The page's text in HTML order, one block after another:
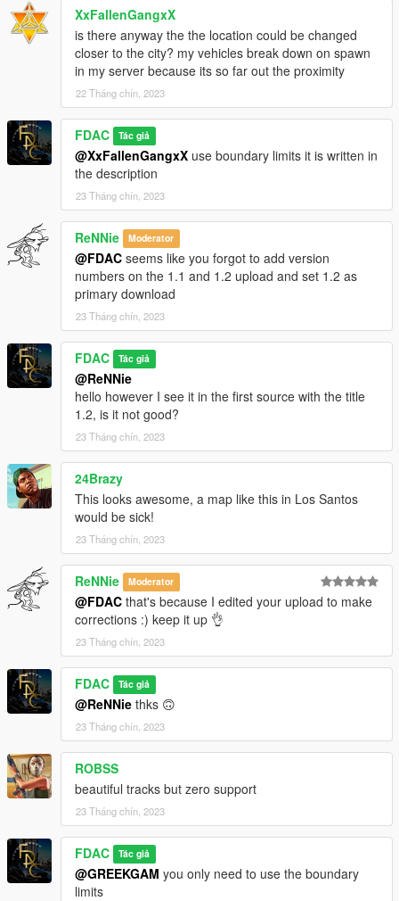
XxFallenGangxX
is there anyway the the location could be changed
closer to the city? my vehicles break down on spawn
in my server because its so far out the proximity
22 Tháng chín, 2023
FDAC Tác giả
@XxFallenGangxX use boundary limits it is written in
the description
23 Tháng chín, 2023
ReNNie Moderator
@FDAC seems like you forgot to add version
numbers on the 1.1 and 1.2 upload and set 1.2 as
primary download
23 Tháng chín, 2023
FDAC Tác giả
@ReNNie
hello however I see it in the first source with the title
1.2, is it not good?
23 Tháng chín, 2023
24Brazy
This looks awesome, a map like this in Los Santos
would be sick!
23 Tháng chín, 2023
ReNNie Moderator
@FDAC that's because I edited your upload to make
corrections :) keep it up 👌
23 Tháng chín, 2023
FDAC Tác giả
@ReNNie thks 🙃
23 Tháng chín, 2023
ROBSS
beautiful tracks but zero support
23 Tháng chín, 2023
FDAC Tác giả
@GREEKGAM you only need to use the boundary
limits